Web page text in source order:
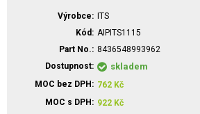
Výrobce
ITS
Kód
AIPITS1115
Part No.
8436548993962
Dostupnost
skladem
MOC bez DPH 762 Kč
MOC s DPH
922 Kč